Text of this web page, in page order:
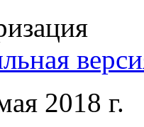
2018 г.